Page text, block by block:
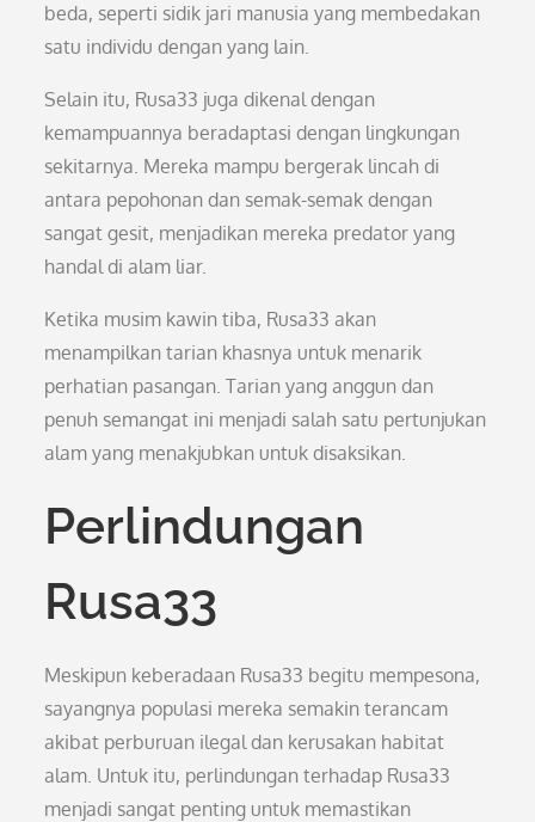
beda, seperti sidik jari manusia yang membedakan
satu individu dengan yang lain.
Selain itu, Rusa33 juga dikenal dengan
kemampuannya beradaptasi dengan lingkungan
sekitarnya. Mereka mampu bergerak lincah di
antara pepohonan dan semak-semak dengan
sangat gesit, menjadikan mereka predator yang
handal di alam liar.
Ketika musim kawin tiba, Rusa33 akan
menampilkan tarian khasnya untuk menarik
perhatian pasangan. Tarian yang anggun dan
penuh semangat ini menjadi salah satu pertunjukan
alam yang menakjubkan untuk disaksikan.
Perlindungan
Rusa33
Meskipun keberadaan Rusa33 begitu mempesona,
sayangnya populasi mereka semakin terancam
akibat perburuan ilegal dan kerusakan habitat
alam. Untuk itu, perlindungan terhadap Rusa33
menjadi sangat penting untuk memastikan